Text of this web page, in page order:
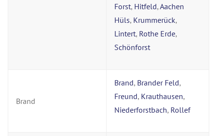
Forst, Hitfeld,Aachen
Hüls, Krummerück,
Lintert, Rothe Erde,
Schönforst
Brand
Brand, Brander Feld,
Freund, Krauthausen,
Niederforstbach, Rollef